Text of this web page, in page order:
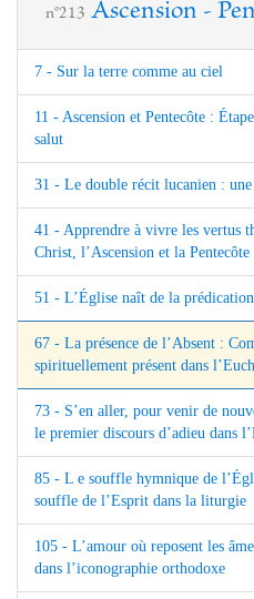
n°213 Ascension -
7 - Sur la terre comme au ciel
11 - Ascension et Pentecôte :
salut
31 - Le double récit lucanien :
41 - Apprendre à vivre les vertus
Christ, l’Ascension et la Pentecôte
51 - L’Église naît de la prédication
67 - La présence de l’Absent :
spirituellement présent dans
73 - S’en aller, pour venir de
le premier discours d’adieu dans
85 - L e souffle hymnique de
souffle de l’Esprit dans la liturgie
105 - L’amour où reposent les
dans l’iconographie orthodoxe